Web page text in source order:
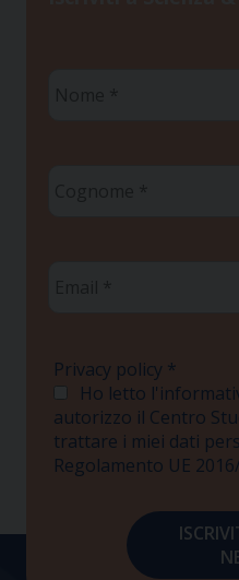
Privacy policy *
Ho letto
autorizzo il Centro
trattare i miei dati
Regolamento UE